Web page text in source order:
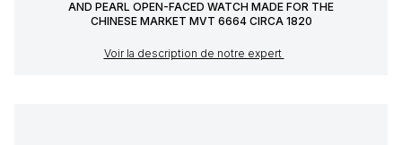
AND PEARL OPEN-FACED WATCH MADE FOR THE
CHINESE MARKET MVT 6664 CIRCA 1820
Voir la description de notre expert